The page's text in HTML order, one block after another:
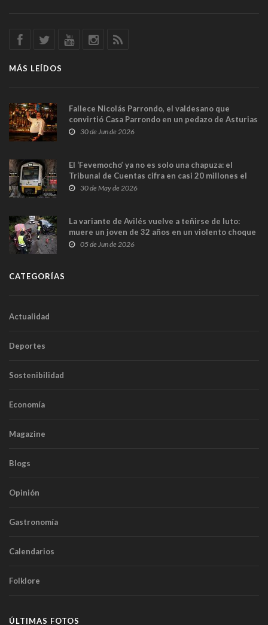
MÁS LEÍDOS
Fallece Nicolás Parrondo, el valdesano que
convirtió Casa Parrondo en un pedazo de Asturias
en Madrid
30 de Jun de 2026
El ‘Fevemocho’ ya no es solo una chapuza: el
Tribunal de Cuentas cifra en casi 20 millones el
sobrecoste de los trenes que no cabían por los
30 de May de 2026
La variante de Avilés vuelve a teñirse de luto:
muere un joven de 32 años en un violento choque
frontal
05 de Jun de 2026
CATEGORÍAS
Actualidad
Deportes
Sostenibilidad
Economía
Magazine
Blogs
Opinión
Gastronomía
Calendarios
Folklore
ÚLTIMAS FOTOS